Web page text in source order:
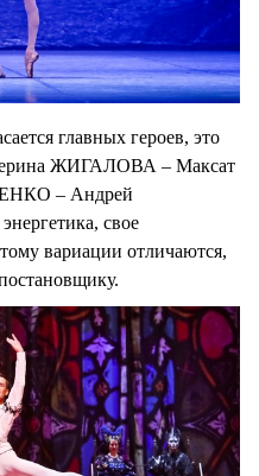
главных героев, это
ЖИГАЛОВА – Максат
– Андрей
свое
вариации отличаются,